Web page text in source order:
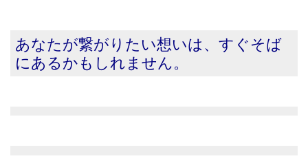
あなたが繋がりたい想いは、すぐそば
にあるかもしれません。